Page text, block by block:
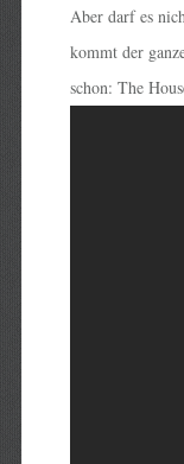
Aber darf es
kommt der
schon: The